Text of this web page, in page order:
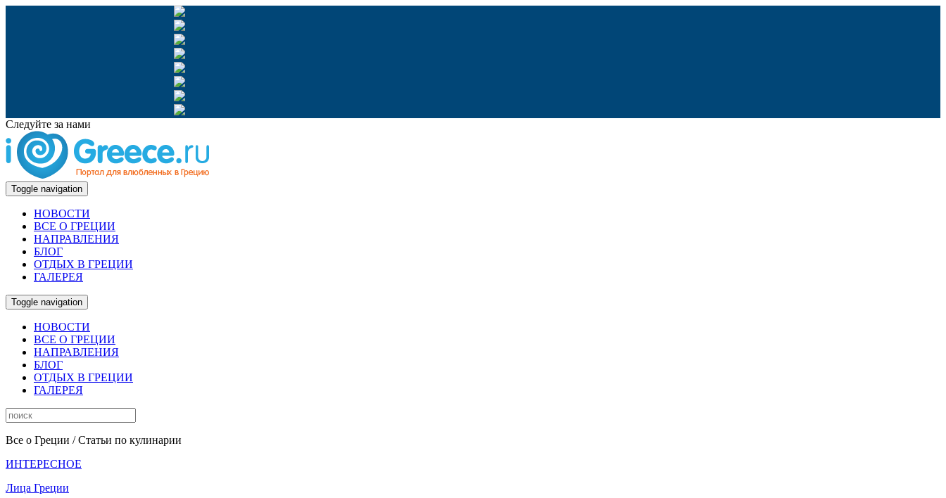
Следуйте за нами
Toggle navigation
НОВОСТИ
ВСЕ О ГРЕЦИИ
НАПРАВЛЕНИЯ
БЛОГ
ОТДЫХ В ГРЕЦИИ
ГАЛЕРЕЯ
Toggle navigation
НОВОСТИ
ВСЕ О ГРЕЦИИ
НАПРАВЛЕНИЯ
БЛОГ
ОТДЫХ В ГРЕЦИИ
ГАЛЕРЕЯ
Все о Греции / Статьи по кулинарии
ИНТЕРЕСНОЕ
Лица Греции